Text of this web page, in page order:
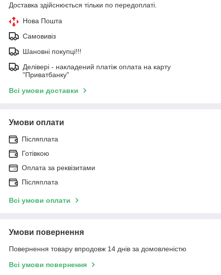
Доставка здійснюється тільки по передоплаті.
Нова Пошта
Самовивіз
Шановні покупці!!!
Делівері - накладений платіж оплата на карту
"Приватбанку"
Всі умови доставки
Умови оплати
Післяплата
Готівкою
Оплата за реквізитами
Післяплата
Всі умови оплати
Умови повернення
Повернення товару впродовж 14 днів за домовленістю
Всі умови повернення